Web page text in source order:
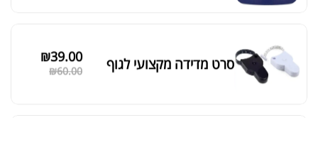
סרט מדידה מקצועי לגוף ₪60.00
₪39.00